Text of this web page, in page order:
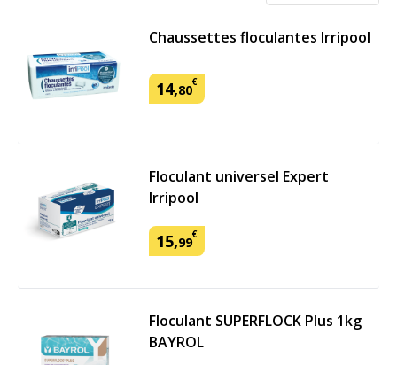
Chaussettes floculantes Irripool
14,80€
Floculant universel Expert
Irripool
15,99€
Floculant SUPERFLOCK Plus 1kg
BAYROL